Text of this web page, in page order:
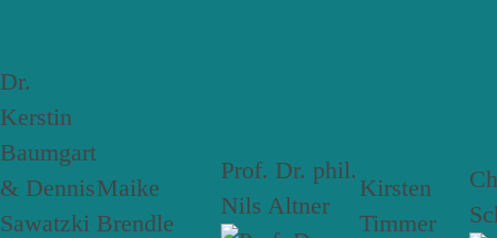
Dr.
Kerstin
Baumgart
& Dennis
Sawatzki
Maike
Brendle
Prof. Dr. phil.
Nils Altner
Kirsten
Timmer